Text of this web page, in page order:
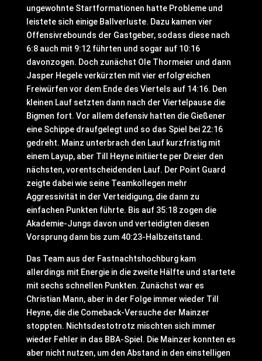
ungewohnte Startformationen hatte Probleme und
leistete sich einige Ballverluste. Dazu kamen vier
Offensivrebounds der Gastgeber, sodass diese nach
6:8 auch mit 9:12 führten und sogar auf 10:16
davonzogen. Doch zunächst Ole Thormeier und dann
Jasper Hegele verkürzten mit vier erfolgreichen
Freiwürfen vor dem Ende des Viertels auf 14:16. Den
kleinen Lauf setzten dann nach der Viertelpause die
Bigmen fort. Vor allem defensiv hatten die Gießener
eine Schippe draufgelegt und so das Spiel bei 22:16
gedreht. Mainz unterbrach den Lauf kurzfristig mit
einem Layup, aber Till Heyne initiierte per Dreier den
nächsten, vorentscheidenden Lauf. Der Point Guard
zeigte dabei wie seine Teamkollegen mehr
Aggressivität in der Verteidigung, die dann zu
einfachen Punkten führte. Bis auf 35:18 zogen die
Akademie-Jungs davon und verteidigten diesen
Vorsprung dann bis zum 40:23-Halbzeitstand.
Das Team aus der Fastnachtshochburg kam
allerdings mit Energie in die zweite Hälfte und startete
mit sechs schnellen Punkten. Zunächst war es
Christian Mann, aber in der Folge immer wieder Till
Heyne, die die Comeback-Versuche der Mainzer
stoppten. Nichtsdestotrotz mischten sich immer
wieder Fehler in das BBA-Spiel. Die Mainzer konnten es
aber nicht nutzen, um den Abstand in den einstelligen